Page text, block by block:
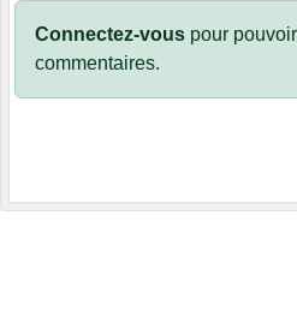
Connectez-vous pour
commentaires.